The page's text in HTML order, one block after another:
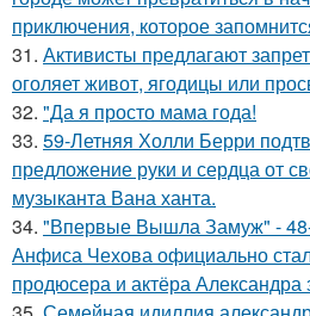
приключения, которое
31. Активисты предлагают
оголяет живот, ягодицы или
32. "Да я просто мама года!
33. 59-Летняя Холли Берри
предложение руки и сердца от
музыканта Вана ханта.
34. "Впервые Вышла Замуж" -
Анфиса Чехова официально
продюсера и актёра Александра